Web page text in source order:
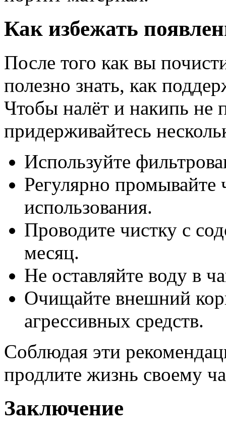
Как избежать
После того как вы
полезно знать, как
Чтобы налёт и накипь не
придерживайтесь
Используйте
Регулярно промывайте
использования.
Проводите чистку с
месяц.
Не оставляйте воду в
Очищайте внешний
агрессивных средств.
Соблюдая эти
продлите жизнь своему
Заключение